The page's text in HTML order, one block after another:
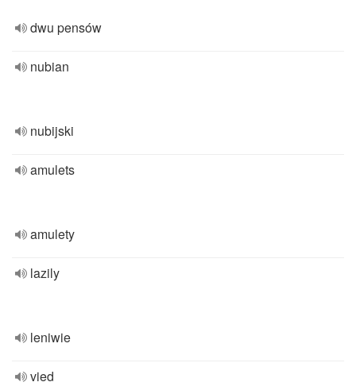
dwu pensów
nubian
nubijski
amulets
amulety
lazily
leniwie
vied